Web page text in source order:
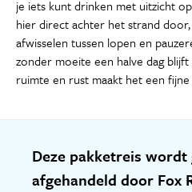
je iets kunt drinken met uitzicht
hier direct achter het strand
afwisselen tussen lopen en
zonder moeite een halve dag
ruimte en rust maakt het een
Deze pakketreis wordt
afgehandeld door Fox